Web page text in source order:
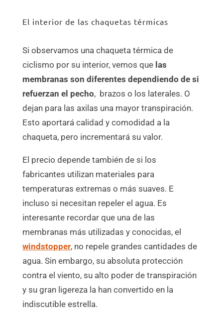
El interior de las chaquetas térmicas
Si observamos una chaqueta térmica de
ciclismo por su interior, vemos que las
membranas son diferentes dependiendo de si
refuerzan el pecho, brazos o los laterales. O
dejan para las axilas una mayor transpiración.
Esto aportará calidad y comodidad a la
chaqueta, pero incrementará su valor.
El precio depende también de si los
fabricantes utilizan materiales para
temperaturas extremas o más suaves. E
incluso si necesitan repeler el agua. Es
interesante recordar que una de las
membranas más utilizadas y conocidas, el
windstopper, no repele grandes cantidades de
agua. Sin embargo, su absoluta protección
contra el viento, su alto poder de transpiración
y su gran ligereza la han convertido en la
indiscutible estrella.